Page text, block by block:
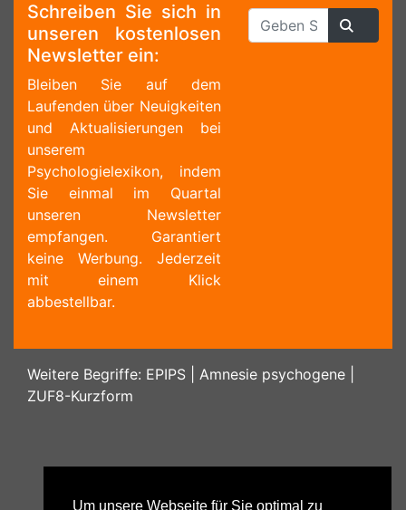
Um unsere Webseite für Sie optimal zu
Schreiben Sie sich in
unseren kostenlosen
Newsletter ein:
Bleiben Sie auf dem
Laufenden über Neuigkeiten
und Aktualisierungen bei
unserem
Psychologielexikon, indem
Sie einmal im Quartal
unseren Newsletter
empfangen. Garantiert
keine Werbung. Jederzeit
mit einem Klick
abbestellbar.
Weitere Begriffe: EPIPS Amnesie psychogene
ZUF8-Kurzform